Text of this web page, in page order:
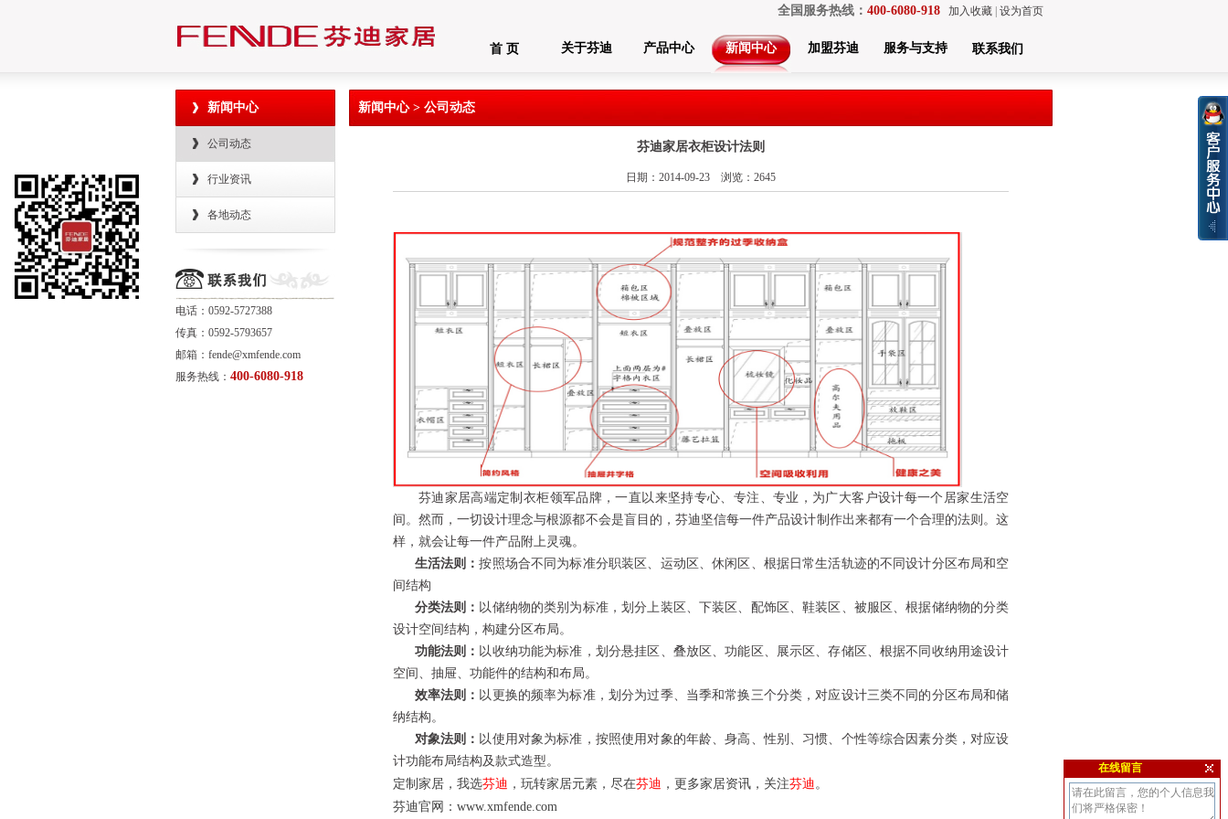
全国服务热线： 400-6080-918 加入收藏 设为首页
首 页 关于芬迪 产品中心 新闻中心 加盟芬迪 服务与支持 联系我们
新闻中心
公司动态
行业资讯
各地动态
电话：0592-5727388
传真：0592-5793657
邮箱：fende@xmfende.com
服务热线： 400-6080-918
新闻中心 > 公司动态
芬迪家居衣柜设计法则
日期：2014-09-23 浏览：2645
芬迪家居高端定制衣柜领军品牌，一直以来坚持专心、专注、专业，为广大客户设计每一个居家生活空
间。然而，一切设计理念与根源都不会是盲目的，芬迪坚信每一件产品设计制作出来都有一个合理的法则。这
样，就会让每一件产品附上灵魂。
生活法则：按照场合不同为标准分职装区、运动区、休闲区、根据日常生活轨迹的不同设计分区布局和空
间结构
分类法则： 以储纳物的类别为标准，划分上装区、下装区、配饰区、鞋装区、被服区、根据储纳物的分类
设计空间结构，构建分区布局。
功能法则： 以收纳功能为标准，划分悬挂区、叠放区、功能区、展示区、存储区、根据不同收纳用途设计
空间、抽屉、功能件的结构和布局。
效率法则： 以更换的频率为标准，划分为过季、当季和常换三个分类，对应设计三类不同的分区布局和储
纳结构。
对象法则： 以使用对象为标准，按照使用对象的年龄、身高、性别、习惯、个性等综合因素分类，对应设
计功能布局结构及款式造型。
定制家居，我选芬迪 ， 玩转家居元素，尽在芬迪 ，更多家居资讯，关注芬迪。
芬迪官网：www.xmfende.com
在线留言